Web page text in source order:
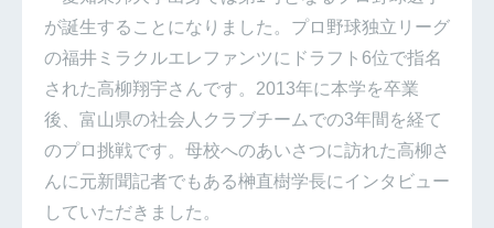
が誕生することになりました。プロ野球独立リーグ
の福井ミラクルエレファンツにドラフト6位で指名
された高柳翔宇さんです。2013年に本学を卒業
後、富山県の社会人クラブチームでの3年間を経て
のプロ挑戦です。母校へのあいさつに訪れた高柳さ
んに元新聞記者でもある榊直樹学長にインタビュー
していただきました。